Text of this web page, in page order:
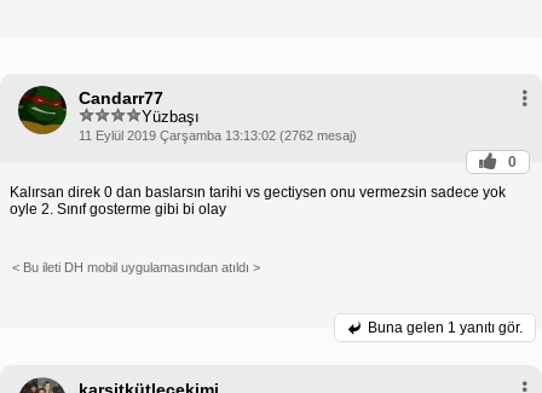
Candarr77
Yüzbaşı
11 Eylül 2019 Çarşamba 13:13:02 (2762 mesaj)
0
Kalırsan direk 0 dan baslarsın tarihi vs gectiysen onu vermezsin sadece yok
oyle 2. Sınıf gosterme gibi bi olay
< Bu ileti DH mobil uygulamasından atıldı >
Buna gelen 1 yanıtı gör.